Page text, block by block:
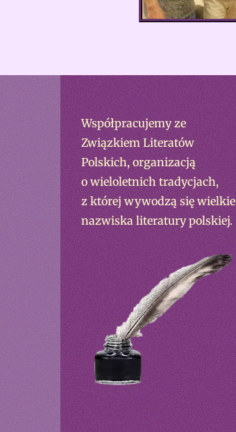
Współpracujemy ze
Związkiem Literatów
Polskich, organizacją
o wieloletnich tradycjach,
z której wywodzą się wielkie
nazwiska literatury polskiej.